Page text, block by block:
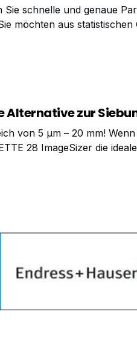
schnelle und genaue
möchten aus statistischen
und -form untersuchen,
Alternative zur
von 5 µm – 20 mm!
28 ImageSizer die ideale
einfüllen, Messung